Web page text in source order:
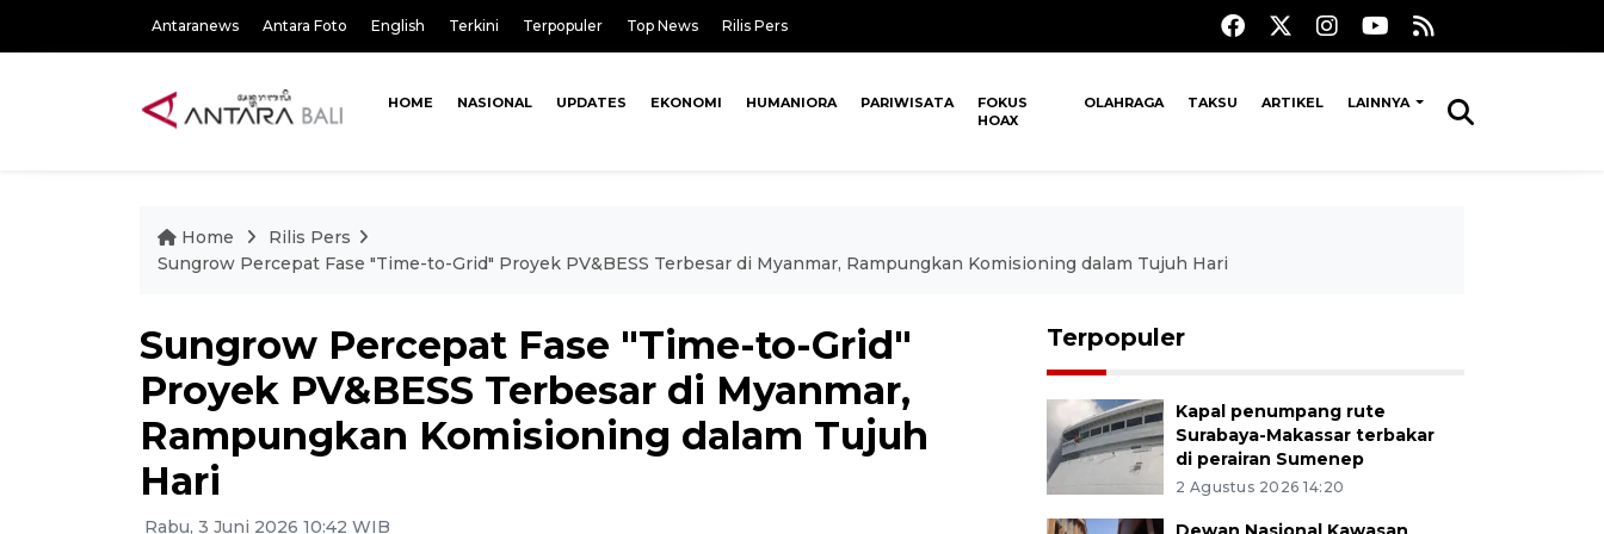
Antaranews Antara Foto English Terkini Terpopuler Top News Rilis Pers
HOME NASIONAL UPDATES EKONOMI HUMANIORA PARIWISATA
FOKUS
HOAX
OLAHRAGA TAKSU ARTIKEL LAINNYA
Home
Rilis Pers
Sungrow Percepat Fase "Time-to-Grid" Proyek PV&BESS Terbesar di Myanmar, Rampungkan Komisioning dalam Tujuh Hari
Sungrow Percepat Fase "Time-to-Grid"
Proyek PV&BESS Terbesar di Myanmar,
Rampungkan Komisioning dalam Tujuh
Hari
Rabu, 3 Juni 2026 10:42 WIB
Terpopuler
Kapal penumpang rute
Surabaya-Makassar terbakar
di perairan Sumenep
2 Agustus 2026 14:20